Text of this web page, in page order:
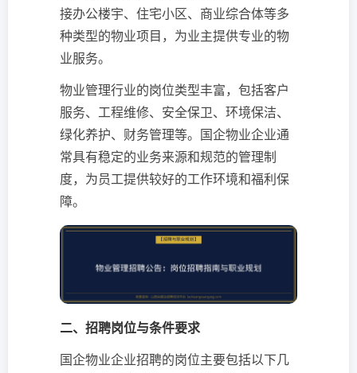
接办公楼宇、住宅小区、商业综合体等多
种类型的物业项目，为业主提供专业的物
业服务。
物业管理行业的岗位类型丰富，包括客户
服务、工程维修、安全保卫、环境保洁、
绿化养护、财务管理等。国企物业企业通
常具有稳定的业务来源和规范的管理制
度，为员工提供较好的工作环境和福利保
障。
二、招聘岗位与条件要求
国企物业企业招聘的岗位主要包括以下几